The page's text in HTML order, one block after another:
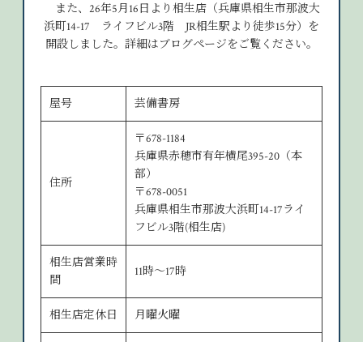
また、26年5月16日より相生店（兵庫県相生市那波大
浜町14-17 ライフビル3階 JR相生駅より徒歩15分）を
開設しました。詳細はブログページをご覧ください。
屋号 芸備書房
住所
〒678-1184
兵庫県赤穂市有年横尾395-20（本
部）
〒678-0051
兵庫県相生市那波大浜町14-17ライ
フビル3階(相生店)
相生店営業時
間
11時～17時
相生店定休日 月曜火曜